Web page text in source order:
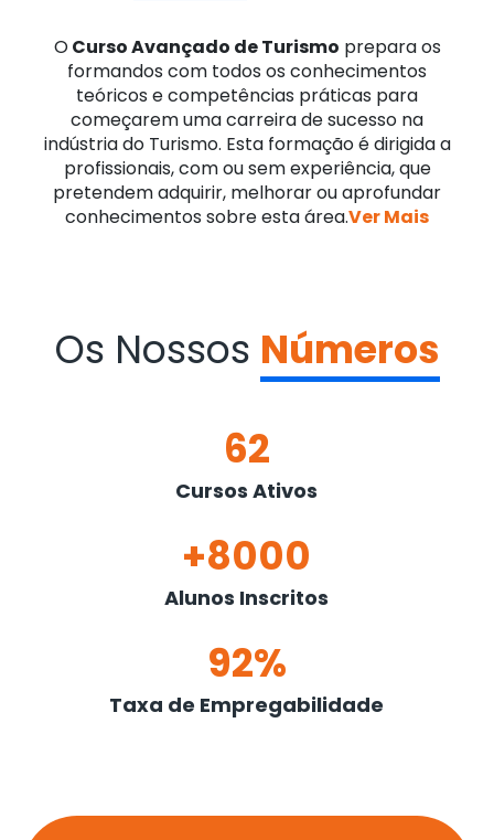
OCurso Avançado de Turismo prepara os
formandos com todos os conhecimentos
teóricos e competências práticas para
começarem uma carreira de sucesso na
indústria do Turismo. Esta formação é dirigida a
profissionais, com ou sem experiência, que
pretendem adquirir, melhorar ou aprofundar
conhecimentos sobre esta área.Ver Mais
Os Nossos Números
62
Cursos Ativos
+8000
Alunos Inscritos
92%
Taxa de Empregabilidade